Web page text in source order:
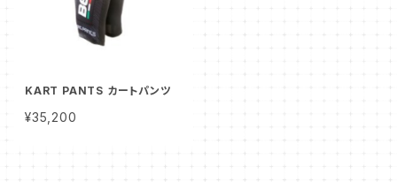
KART PANTS カートパンツ
¥35,200